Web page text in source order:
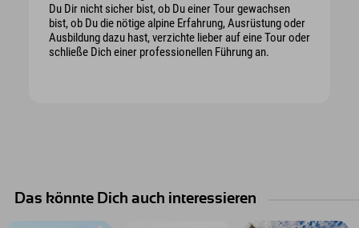
Du Dir nicht sicher bist, ob Du einer Tour gewachsen
bist, ob Du die nötige alpine Erfahrung, Ausrüstung oder
Ausbildung dazu hast, verzichte lieber auf eine Tour oder
schließe Dich einer professionellen Führung an.
Das könnte Dich auch interessieren